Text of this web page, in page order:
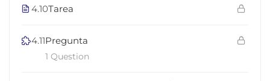
4.10Tarea
4.11Pregunta
1 Question